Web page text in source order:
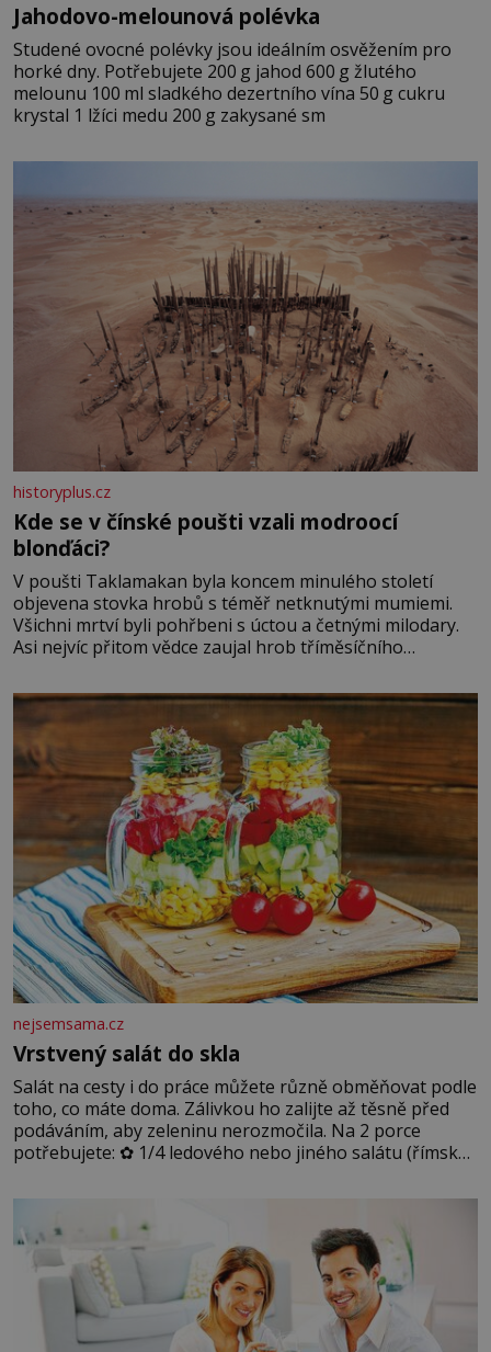
Jahodovo-melounová polévka
Studené ovocné polévky jsou ideálním osvěžením pro
horké dny. Potřebujete 200 g jahod 600 g žlutého
melounu 100 ml sladkého dezertního vína 50 g cukru
krystal 1 lžíci medu 200 g zakysané sm
historyplus.cz
Kde se v čínské poušti vzali modroocí
blonďáci?
V poušti Taklamakan byla koncem minulého století
objevena stovka hrobů s téměř netknutými mumiemi.
Všichni mrtví byli pohřbeni s úctou a četnými milodary.
Asi nejvíc přitom vědce zaujal hrob tříměsíčního
blonďaté vlásky. Fakt, že jsou těla dávných lidí nesmírně
dobře zachovalá, přičítají odborníci zdejším klimatickým
podmínkám. Sucho, prosolené písky a extrémně
nejsemsama.cz
Vrstvený salát do skla
Salát na cesty i do práce můžete různě obměňovat podle
toho, co máte doma. Zálivkou ho zalijte až těsně před
podáváním, aby zeleninu nerozmočila. Na 2 porce
potřebujete: ✿ 1/4 ledového nebo jiného salátu (římský
okurky ✿ 2 rajčata Zálivka: ✿ 4 lžíce olivového oleje ✿ 1
lžíci citronové šťávy ✿ ½ stroužku